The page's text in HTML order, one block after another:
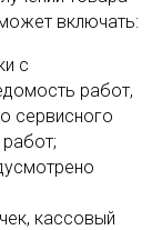
включать:
с
работ,
сервисного
кассовый